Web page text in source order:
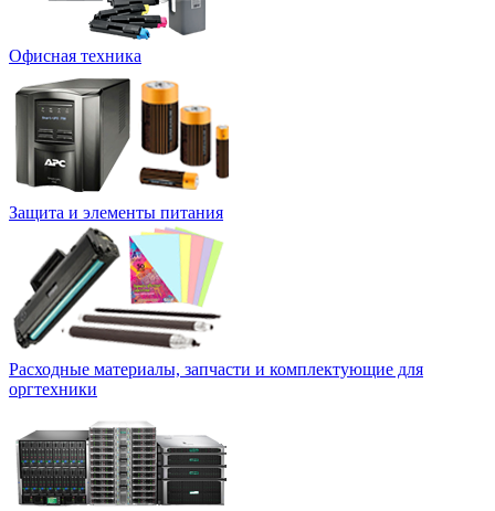
Офисная техника
Защита и элементы питания
Расходные материалы, запчасти и комплектующие для
оргтехники